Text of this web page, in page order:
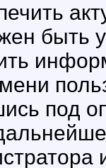
быть
под